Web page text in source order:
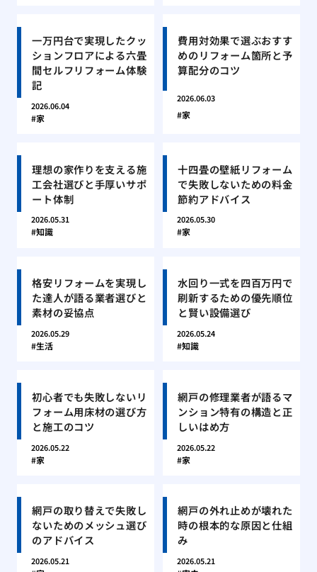
一万円台で実現したクッ
ションフロアによる六畳
間セルフリフォーム体験
記
2026.06.04
家
費用対効果で選ぶおすす
めのリフォーム箇所と予
算配分のコツ
2026.06.03
家
理想の家作りを支える施
工会社選びと手厚いサポ
ート体制
2026.05.31
知識
十四畳の壁紙リフォーム
で失敗しないための料金
節約アドバイス
2026.05.30
家
格安リフォームを実現し
た達人が語る業者選びと
素材の妥協点
2026.05.29
生活
水回り一式を四百万円で
刷新するための優先順位
と賢い設備選び
2026.05.24
知識
初心者でも失敗しないリ
フォーム用床材の選び方
と施工のコツ
2026.05.22
家
網戸の修理業者が語るマ
ンション特有の構造と正
しいはめ方
2026.05.22
家
網戸の取り替えで失敗し
ないためのメッシュ選び
のアドバイス
2026.05.21
網戸の外れ止めが壊れた
時の根本的な原因と仕組
み
2026.05.21